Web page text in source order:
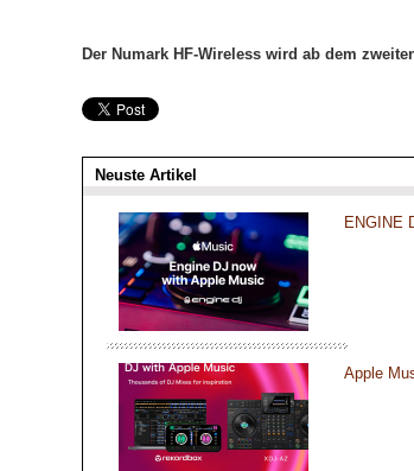
Der Numark HF-Wireless wird ab dem
Neuste Artikel
ENGINE
Apple